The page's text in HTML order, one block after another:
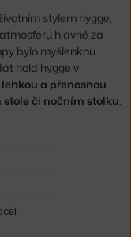
stylem hygge,
hlavně za
bylo myšlenkou
hold hygge v
a přenosnou
či nočním stolku.